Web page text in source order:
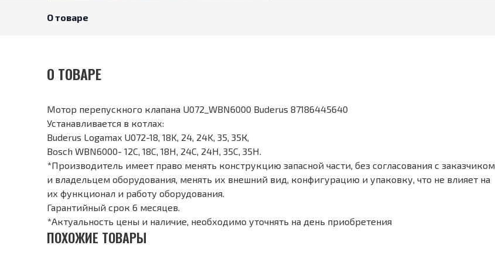
О товаре
О ТОВАРЕ
Мотор перепускного клапана U072_WBN6000 Buderus 87186445640
Устанавливается в котлах:
Buderus Logamax U072-18, 18K, 24, 24K, 35, 35К,
Bosch WBN6000- 12C, 18C, 18H, 24C, 24H, 35С, 35Н.
*Производитель имеет право менять конструкцию запасной части, без согласования с заказчиком
и владельцем оборудования, менять их внешний вид, конфигурацию и упаковку, что не влияет на
их функционал и работу оборудования.
Гарантийный срок 6 месяцев.
*Актуальность цены и наличие, необходимо уточнять на день приобретения
ПОХОЖИЕ ТОВАРЫ